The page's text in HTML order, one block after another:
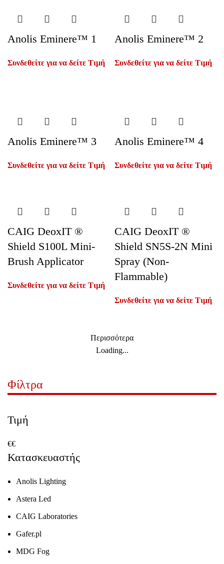
Φίλτρα
Τιμή
€€
Κατασκευαστής
Anolis Lighting
Astera Led
CAIG Laboratories
Gafer.pl
MDG Fog
Anolis Eminere™ 1
Συνδεθείτε για να δείτε Τιμή
Anolis Eminere™ 2
Συνδεθείτε για να δείτε Τιμή
Anolis Eminere™ 3
Συνδεθείτε για να δείτε Τιμή
Anolis Eminere™ 4
Συνδεθείτε για να δείτε Τιμή
CAIG DeoxIT ®
Shield S100L Mini-
Brush Applicator
Συνδεθείτε για να δείτε Τιμή
CAIG DeoxIT ®
Shield SN5S-2N Mini
Spray (Non-
Flammable)
Συνδεθείτε για να δείτε Τιμή
Περισσότερα
Loading...